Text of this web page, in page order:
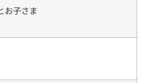
お子さま